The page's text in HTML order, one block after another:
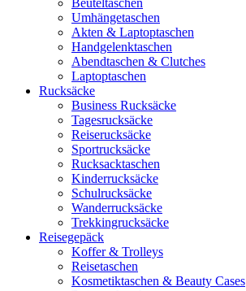
Beuteltaschen
Umhängetaschen
Akten & Laptoptaschen
Handgelenktaschen
Abendtaschen & Clutches
Laptoptaschen
Rucksäcke
Business Rucksäcke
Tagesrucksäcke
Reiserucksäcke
Sportrucksäcke
Rucksacktaschen
Kinderrucksäcke
Schulrucksäcke
Wanderrucksäcke
Trekkingrucksäcke
Reisegepäck
Koffer & Trolleys
Reisetaschen
Kosmetiktaschen & Beauty Cases